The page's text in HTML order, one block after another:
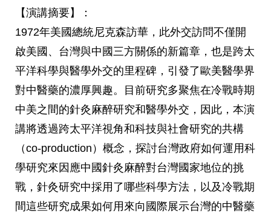
【演講摘要】：
1972年美國總統尼克森訪華，此外交訪問不僅開
啟美國、 台灣與中國三方關係的新篇章， 也是跨太
平洋科學與醫學外交的里程碑， 引發了歐美醫學界
對中醫藥的濃厚興趣。
目前研究多聚焦在冷戰時期
中美之間的針灸麻醉研究和醫學外交， 因此，本演
講將透過跨太平洋視角和科技與社會研究的共構
（co-production）概念， 探討台灣政府如何運用科
學研究來因應中國針灸麻醉對台灣國家地位的挑
戰，針灸研究中採用了哪些科學方法， 以及冷戰期
間這些研究成果如何用來向國際展示台灣的中醫藥